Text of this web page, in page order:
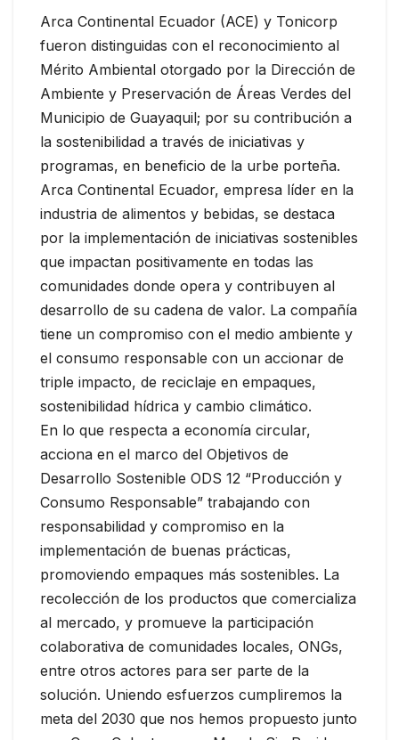
Arca Continental Ecuador (ACE) y Tonicorp
fueron distinguidas con el reconocimiento al
Mérito Ambiental otorgado por la Dirección de
Ambiente y Preservación de Áreas Verdes del
Municipio de Guayaquil; por su contribución a
la sostenibilidad a través de iniciativas y
programas, en beneficio de la urbe porteña.
Arca Continental Ecuador, empresa líder en la
industria de alimentos y bebidas, se destaca
por la implementación de iniciativas sostenibles
que impactan positivamente en todas las
comunidades donde opera y contribuyen al
desarrollo de su cadena de valor. La compañía
tiene un compromiso con el medio ambiente y
el consumo responsable con un accionar de
triple impacto, de reciclaje en empaques,
sostenibilidad hídrica y cambio climático.
En lo que respecta a economía circular,
acciona en el marco del Objetivos de
Desarrollo Sostenible ODS 12 “Producción y
Consumo Responsable” trabajando con
responsabilidad y compromiso en la
implementación de buenas prácticas,
promoviendo empaques más sostenibles. La
recolección de los productos que comercializa
al mercado, y promueve la participación
colaborativa de comunidades locales, ONGs,
entre otros actores para ser parte de la
solución. Uniendo esfuerzos cumpliremos la
meta del 2030 que nos hemos propuesto junto